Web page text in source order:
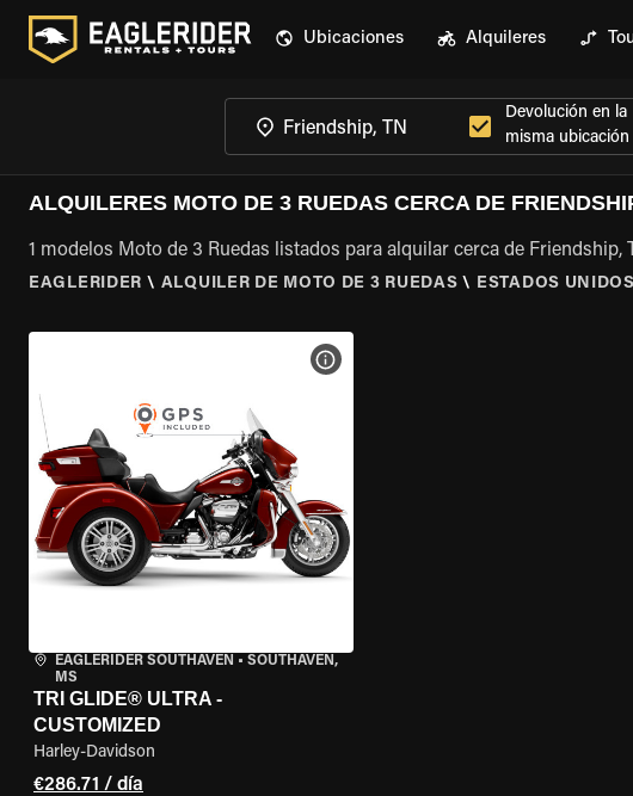
Ubicaciones Alquileres
Devolución en la
misma ubicación
ALQUILERES MOTO DE 3 RUEDAS CERCA DE
1 modelos Moto de 3 Ruedas listados para alquilar cerca de Friendship,
EAGLERIDER \ ALQUILER DE MOTO DE 3 RUEDAS \ ESTADOS UNIDOS
EAGLERIDER SOUTHAVEN • SOUTHAVEN,
MS
TRI GLIDE® ULTRA -
CUSTOMIZED
Harley-Davidson
€286.71 / día
VER ESPECIFICACIONES DE LA MOTO